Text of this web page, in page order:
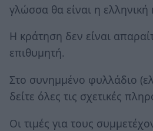
γλώσσα θα είναι η ελληνική
Η κράτηση δεν είναι
επιθυμητή.
Στο συνημμένο φυλλάδιο
δείτε όλες τις σχετικές
Οι τιμές για τους